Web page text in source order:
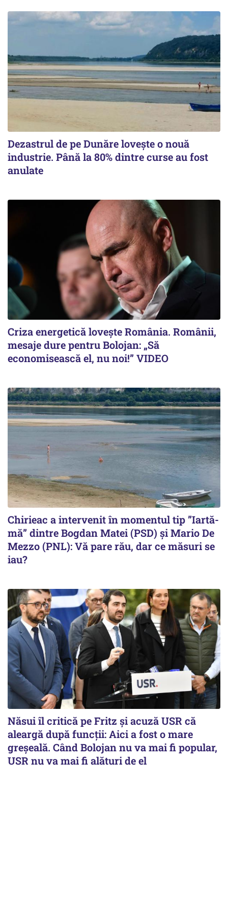
Dezastrul de pe Dunăre lovește o nouă
industrie. Până la 80% dintre curse au fost
anulate
Criza energetică lovește România. Românii,
mesaje dure pentru Bolojan: „Să
economisească el, nu noi!” VIDEO
Chirieac a intervenit în momentul tip ”Iartă-
mă” dintre Bogdan Matei (PSD) și Mario De
Mezzo (PNL): Vă pare rău, dar ce măsuri se
iau?
Năsui îl critică pe Fritz și acuză USR că
aleargă după funcții: Aici a fost o mare
greșeală. Când Bolojan nu va mai fi popular,
USR nu va mai fi alături de el